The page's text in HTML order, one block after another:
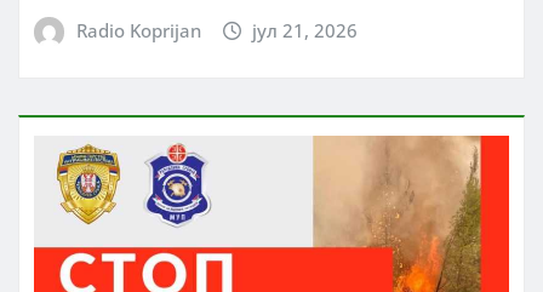
Radio Koprijan јул 21, 2026